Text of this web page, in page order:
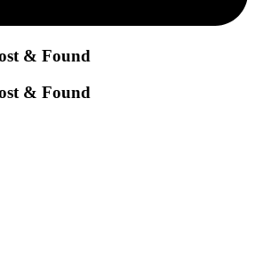
& Found
& Found